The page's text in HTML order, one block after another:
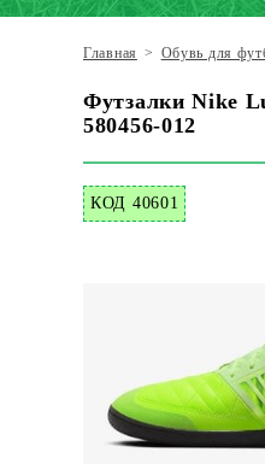
Главная > Обувь для
Футзалки Nike
580456-012
КОД 40601